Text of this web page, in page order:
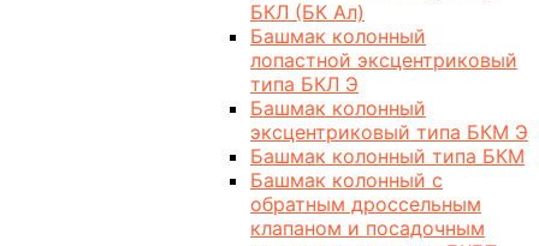
БКЛ (БК Ал)
Башмак колонный
лопастной эксцентриковый
типа БКЛ Э
Башмак колонный
эксцентриковый типа БКМ Э
Башмак колонный типа БКМ
Башмак колонный с
обратным дроссельным
клапаном и посадочным